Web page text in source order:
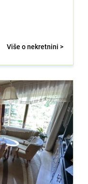
Više o nekretnini >